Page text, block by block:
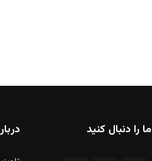
ما را دنبال کنید